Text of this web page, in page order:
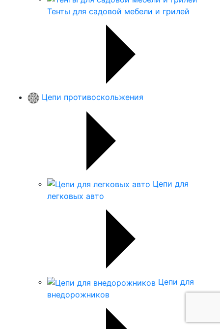
Тенты для садовой мебели и грилей
Цепи противоскольжения
Цепи для
легковых авто
Цепи для
внедорожников